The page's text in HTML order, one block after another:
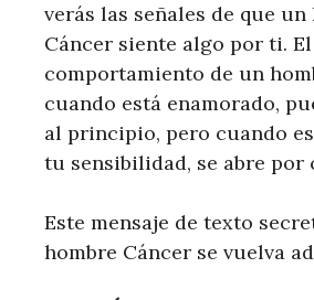
verás las señales de que un
Cáncer siente algo por ti. El
comportamiento de un
cuando está enamorado,
al principio, pero cuando
tu sensibilidad, se abre por
Este mensaje de texto
hombre Cáncer se vuelva